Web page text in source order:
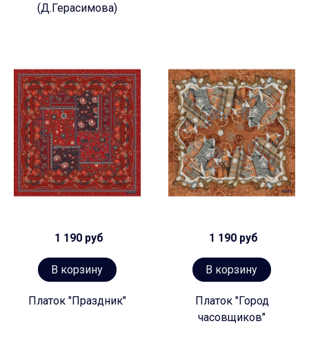
(Д.Герасимова)
1 190 руб
В корзину
Платок "Праздник"
1 190 руб
В корзину
Платок "Город
часовщиков"